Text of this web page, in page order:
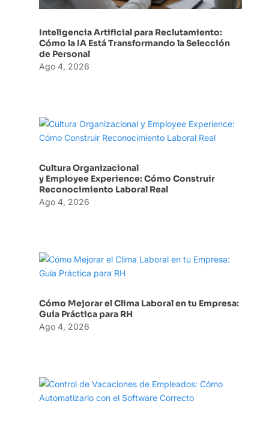
Inteligencia Artificial para Reclutamiento:
Cómo la IA Está Transformando la Selección
de Personal
Ago 4, 2026
Cultura Organizacional
y Employee Experience: Cómo Construir
Reconocimiento Laboral Real
Ago 4, 2026
Cómo Mejorar el Clima Laboral en tu Empresa:
Guía Práctica para RH
Ago 4, 2026